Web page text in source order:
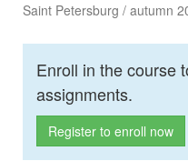
Saint Petersburg / autumn
Enroll in the course
assignments.
Register to enroll now